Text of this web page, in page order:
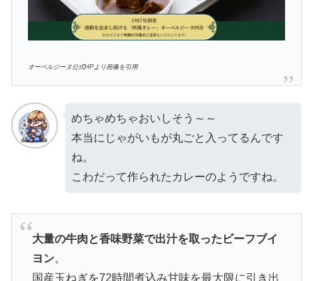
オーベルジーヌ公式HPより画像を引用
めちゃめちゃおいしそう～～
本当にじゃがいもが丸ごと入ってるんです
ね。
こわだって作られたカレーのようですね。
大量の牛肉と香味野菜で出汁を取ったビーフブイ
ヨン。
国産玉ねぎを72時間煮込み甘味を最大限に引き出